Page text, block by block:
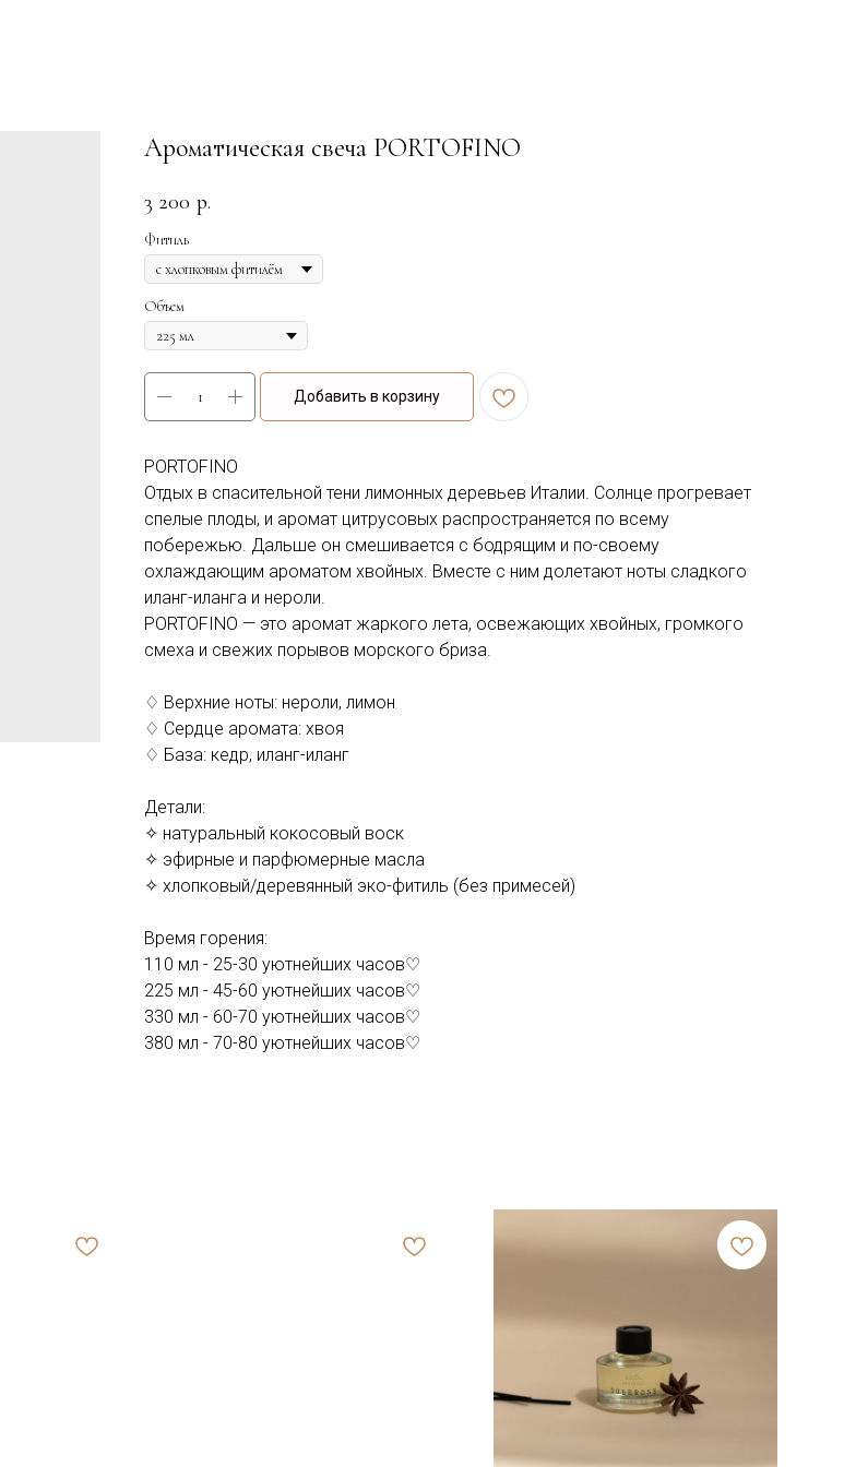
Ароматическая свеча PORTOFINO
3 200 р.
Фитиль
Объем
Добавить в корзину
PORTOFINO
Отдых в спасительной тени лимонных деревьев Италии. Солнце прогревает
спелые плоды, и аромат цитрусовых распространяется по всему
побережью. Дальше он смешивается с бодрящим и по-своему
охлаждающим ароматом хвойных. Вместе с ним долетают ноты сладкого
иланг-иланга и нероли.
PORTOFINO — это аромат жаркого лета, освежающих хвойных, громкого
смеха и свежих порывов морского бриза.
♢ Верхние ноты: нероли, лимон
♢ Сердце аромата: хвоя
♢ База: кедр, иланг-иланг
Детали:
✧ натуральный кокосовый воск
✧ эфирные и парфюмерные масла
✧ хлопковый/деревянный эко-фитиль (без примесей)
Время горения:
110 мл - 25-30 уютнейших часов♡
225 мл - 45-60 уютнейших часов♡
330 мл - 60-70 уютнейших часов♡
380 мл - 70-80 уютнейших часов♡